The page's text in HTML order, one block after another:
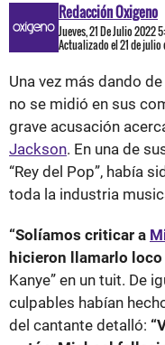
Redacción Oxigeno
Jueves, 21 De Julio 2022
Actualizado el 21 de julio
Una vez más dando
no se midió en sus
grave acusación
Jackson. En una de
“Rey del Pop”, había
toda la industria
“Solíamos criticar a
hicieron llamarlo
Kanye” en un tuit. De
culpables habían
del cantante detalló: